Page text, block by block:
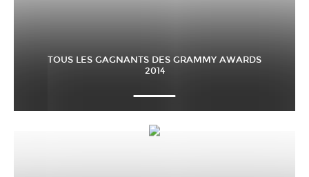
TOUS LES GAGNANTS DES GRAMMY AWARDS
2014